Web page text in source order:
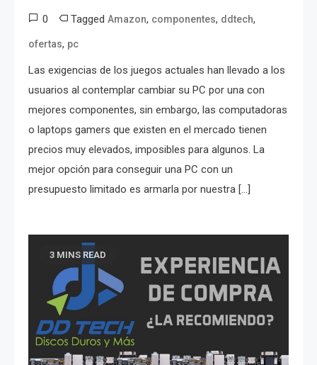
0 Tagged Amazon, componentes, ddtech,
ofertas, pc
Las exigencias de los juegos actuales han llevado a los
usuarios al contemplar cambiar su PC por una con
mejores componentes, sin embargo, las computadoras
o laptops gamers que existen en el mercado tienen
precios muy elevados, imposibles para algunos. La
mejor opción para conseguir una PC con un
presupuesto limitado es armarla por nuestra […]
3 MINS READ